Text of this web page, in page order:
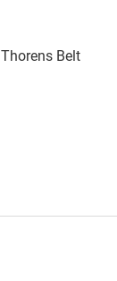
Thorens Belt